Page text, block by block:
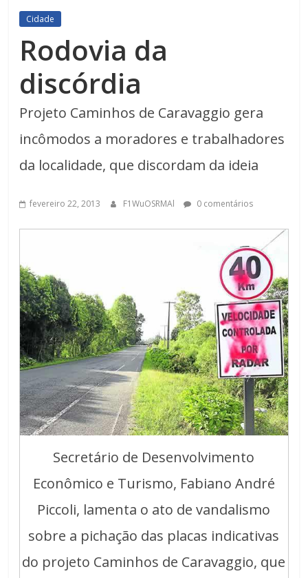
Cidade
Rodovia da
discórdia
Projeto Caminhos de Caravaggio gera
incômodos a moradores e trabalhadores
da localidade, que discordam da ideia
fevereiro 22, 2013 F1WuOSRMAl 0 comentários
Secretário de Desenvolvimento
Econômico e Turismo, Fabiano André
Piccoli, lamenta o ato de vandalismo
sobre a pichação das placas indicativas
do projeto Caminhos de Caravaggio, que